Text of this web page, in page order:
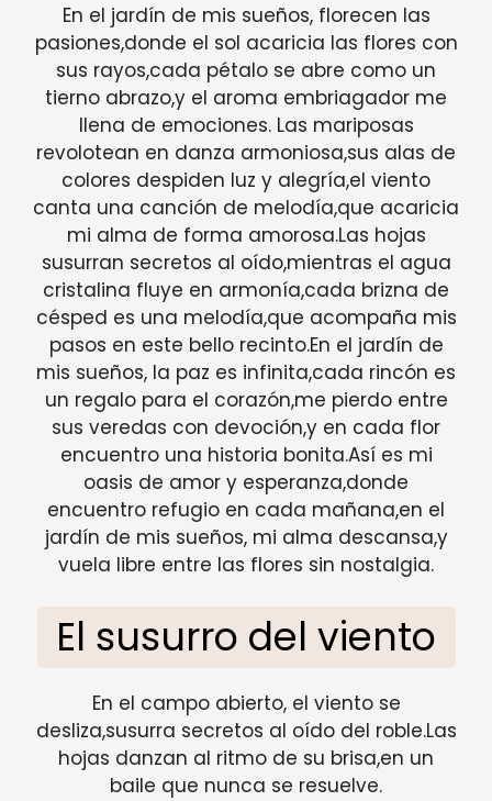
En el jardín de mis sueños, florecen las
pasiones,donde el sol acaricia las flores con
sus rayos,cada pétalo se abre como un
tierno abrazo,y el aroma embriagador me
llena de emociones. Las mariposas
revolotean en danza armoniosa,sus alas de
colores despiden luz y alegría,el viento
canta una canción de melodía,que acaricia
mi alma de forma amorosa.Las hojas
susurran secretos al oído,mientras el agua
cristalina fluye en armonía,cada brizna de
césped es una melodía,que acompaña mis
pasos en este bello recinto.En el jardín de
mis sueños, la paz es infinita,cada rincón es
un regalo para el corazón,me pierdo entre
sus veredas con devoción,y en cada flor
encuentro una historia bonita.Así es mi
oasis de amor y esperanza,donde
encuentro refugio en cada mañana,en el
jardín de mis sueños, mi alma descansa,y
vuela libre entre las flores sin nostalgia.
El susurro del viento
En el campo abierto, el viento se
desliza,susurra secretos al oído del roble.Las
hojas danzan al ritmo de su brisa,en un
baile que nunca se resuelve.